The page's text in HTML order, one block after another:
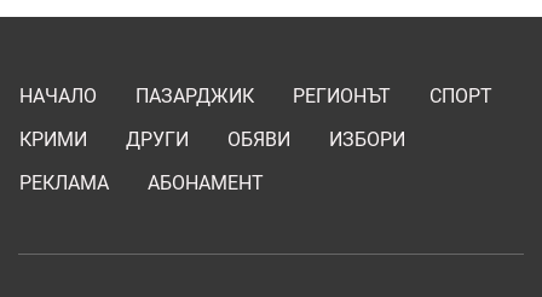
НАЧАЛО ПАЗАРДЖИК РЕГИОНЪТ
СПОРТ
КРИМИ
ДРУГИ ОБЯВИ
ИЗБОРИ
РЕКЛАМА
АБОНАМЕНТ